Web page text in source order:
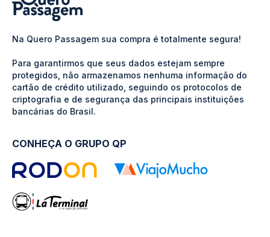
Na Quero Passagem sua compra é totalmente segura!
Para garantirmos que seus dados estejam sempre
protegidos, não armazenamos nenhuma informação do
cartão de crédito utilizado, seguindo os protocolos de
criptografia e de segurança das principais instituições
bancárias do Brasil.
CONHEÇA O GRUPO QP